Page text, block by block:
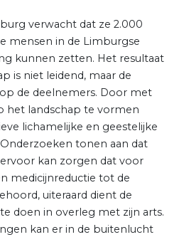
verwacht dat ze 2.000
mensen in de Limburgse
kunnen zetten. Het resultaat
is niet leidend, maar de
de deelnemers. Door met
het landschap te vormen
lichamelijke en geestelijke
tonen aan dat
kan zorgen dat voor
medicijnreductie tot de
uiteraard dient de
doen in overleg met zijn arts.
kan er in de buitenlucht